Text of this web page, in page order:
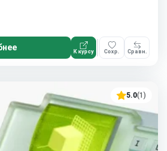
К курсу Сохр. Сравн.
5.0(1)